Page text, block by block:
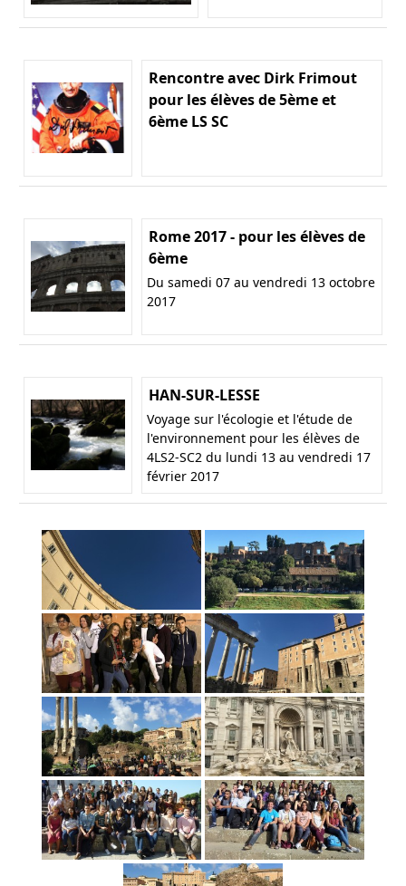
Rencontre avec Dirk Frimout
pour les élèves de 5ème et
6ème LS SC
Rome 2017 - pour les élèves de
6ème
Du samedi 07 au vendredi 13 octobre
2017
HAN-SUR-LESSE
Voyage sur l'écologie et l'étude de
l'environnement pour les élèves de
4LS2-SC2 du lundi 13 au vendredi 17
février 2017